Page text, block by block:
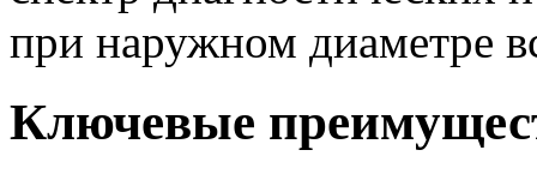
при наружном диаметре
Ключевые